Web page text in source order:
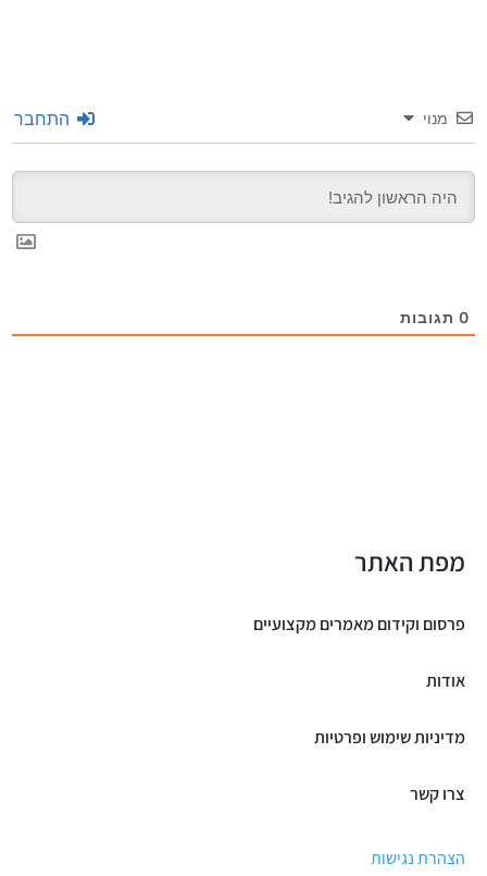
מנוי התחבר
0תגובות
מפת האתר
פרסום וקידום מאמרים מקצועיים
אודות
מדיניות שימוש ופרטיות
צרו קשר
הצהרת נגישות